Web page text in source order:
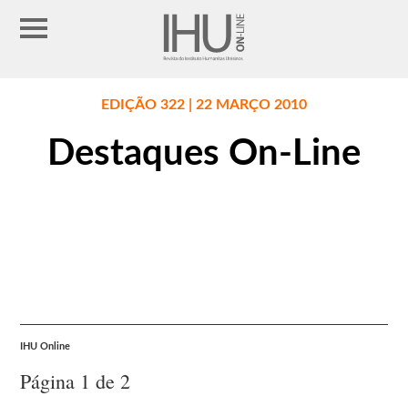
EDIÇÃO 322 | 22 MARÇO 2010
Destaques On-Line
IHU Online
Página 1 de 2